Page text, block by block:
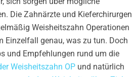
Die Zahnärzte und Kieferchirurgen
Weisheitszahn Operationen
Einzelfall genau, was zu tun. Doch
und Empfehlungen rund um die
Weisheitszahn OP und natürlich